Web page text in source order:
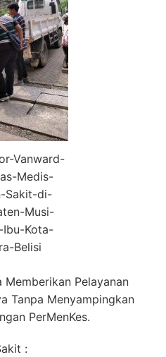
Vanward-
Medis-
Sakit-di-
Musi-
Ibu-Kota-
Belisi
Memberikan Pelayanan
Tanpa Menyampingkan
PerMenKes.
: